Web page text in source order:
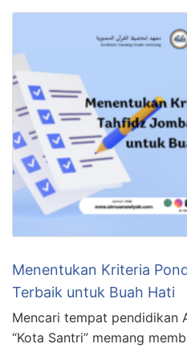
Menentukan Kriteria
Terbaik untuk Buah Hati
Mencari tempat pendidikan
“Kota Santri” memang